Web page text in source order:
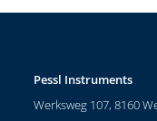
Pessl Instruments
Werksweg 107, 8160